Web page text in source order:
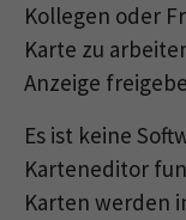
Kollegen oder
Karte zu
Anzeige
Es ist keine
Karteneditor
Karten werden